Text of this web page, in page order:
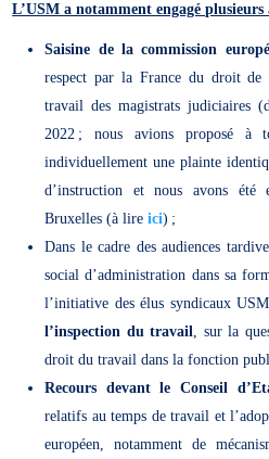
L’USM a notamment engagé plusieurs
Saisine de la commission
respect par la France du droit de
travail des magistrats judiciaires
2022 ; nous avions proposé à
individuellement une plainte
d’instruction et nous avons été
Bruxelles (à lireici) ;
Dans le cadre des audiences
social d’administration dans sa
l’initiative des élus syndicaux
l’inspection du travail, sur la
droit du travail dans la fonction
Recours devant le Conseil
relatifs au temps de travail et
européen, notamment de